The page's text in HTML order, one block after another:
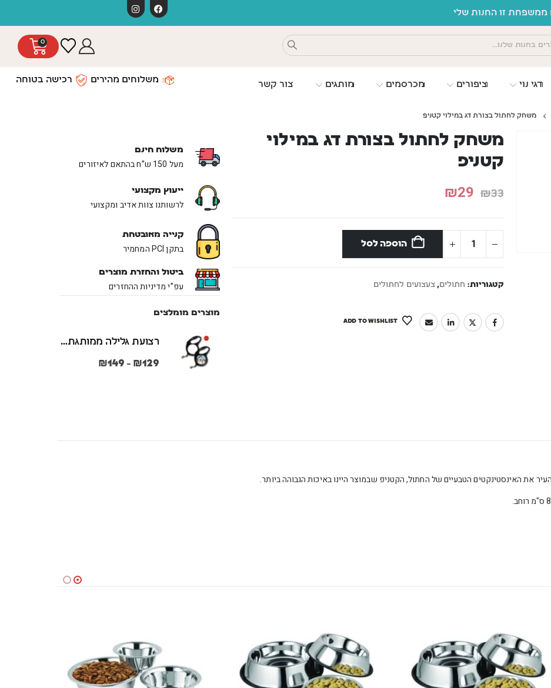
זו החנות שלי
0
דגי נוי ציפורים מכרסמים מותגים צור קשר משלוחים מהירים רכישה בטוחה
משחק לחתול בצורת דג במילוי קטניפ
משחק לחתול בצורת דג במילוי
קטניפ
₪33
₪29
הוספה לסל
קטגוריות: חתולים, צעצועים לחתולים
ADD TO WISHLIST
משלוח חינם
מעל 150 ש”ח בהתאם לאיזורים
ייעוץ מקצועי
לרשותנו צוות אדיב ומקצועי
קנייה מאובטחת
בתקן PCI המחמיר
ביטול והחזרת מוצרים
עפ”י מדיניות ההחזרים
מוצרים מומלצים
רצועת גלילה ממותגת משני הצדדים צבע שחור במידות S + M
₪129
–
₪149
את האינסטינקטים הטבעיים של החתול, הקטניפ שבמוצר היינו באיכות הגבוהה ביותר.